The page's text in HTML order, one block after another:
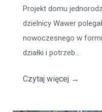
Projekt domu
dzielnicy Wawer
nowoczesnego w
działki i potrzeb...
Czytaj więcej →